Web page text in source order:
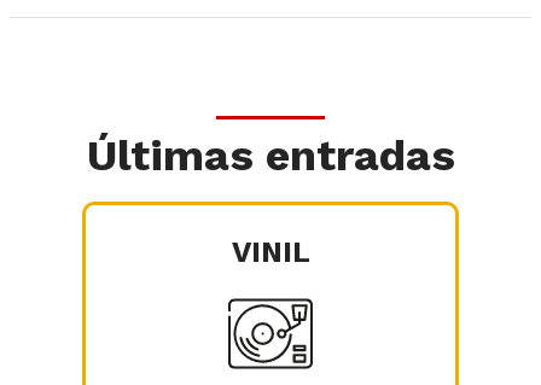
Últimas entradas
VINIL